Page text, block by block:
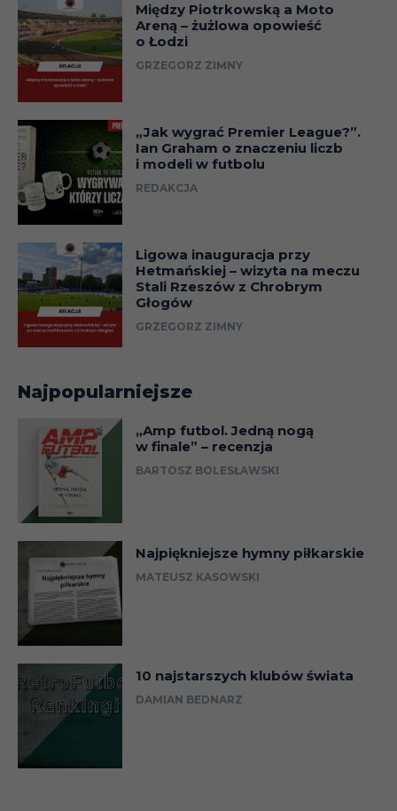
Między Piotrkowską a Moto
Areną – żużlowa opowieść
o Łodzi
GRZEGORZ ZIMNY
„Jak wygrać Premier League?”.
Ian Graham o znaczeniu liczb
i modeli w futbolu
REDAKCJA
Ligowa inauguracja przy
Hetmańskiej – wizyta na meczu
Stali Rzeszów z Chrobrym
Głogów
GRZEGORZ ZIMNY
Najpopularniejsze
„Amp futbol. Jedną nogą
w finale” – recenzja
BARTOSZ BOLESŁAWSKI
Najpiękniejsze hymny piłkarskie
MATEUSZ KASOWSKI
10 najstarszych klubów świata
DAMIAN BEDNARZ